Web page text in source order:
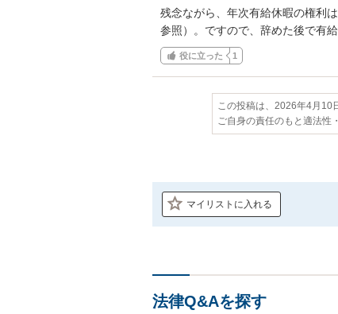
残念ながら、年次有給休暇の権利
参照）。ですので、辞めた後で有
役に立った 1
この投稿は、2026年4月10
ご自身の責任のもと適法性
マイリストに入れる
法律Q&Aを探す